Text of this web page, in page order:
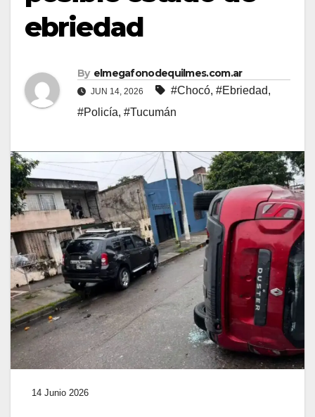
ebriedad
By elmegafonodequilmes.com.ar
JUN 14, 2026 #Chocó, #Ebriedad,
#Policía, #Tucumán
14 Junio 2026